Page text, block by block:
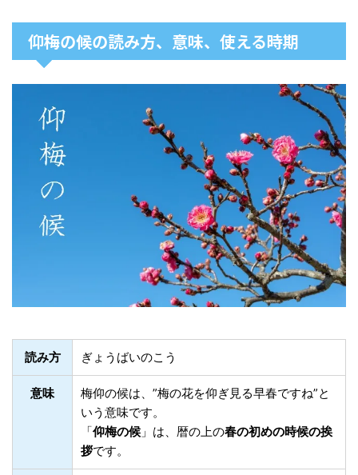
仰梅の候の読み方、意味、使える時期
読み方 ぎょうばいのこう
意味
梅仰の候は、”梅の花を仰ぎ見る早春ですね”と
いう意味です。
「仰梅の候 」は、暦の上の春の初めの時候の挨
拶です。